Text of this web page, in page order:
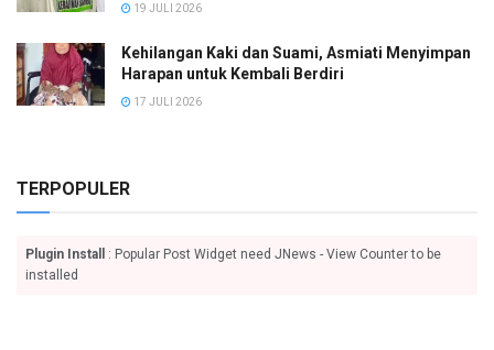
19 JULI 2026
Kehilangan Kaki dan Suami, Asmiati Menyimpan
Harapan untuk Kembali Berdiri
17 JULI 2026
TERPOPULER
Plugin Install
: Popular Post Widget need JNews - View Counter to be
installed